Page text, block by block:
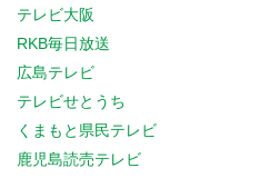
テレビ大阪
RKB毎日放送
広島テレビ
テレビせとうち
くまもと県民テレビ
鹿児島読売テレビ